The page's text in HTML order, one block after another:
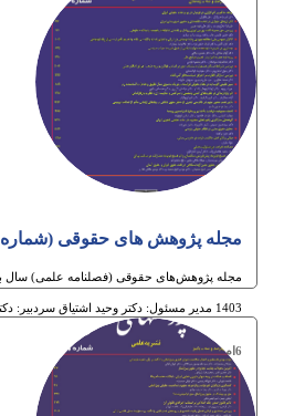
مجله پژوهش های حقوقی (شماره 60)
1403 مدیر مسئول: دکتر وحید اشتیاق سردبیر: دکتر…
6ام بهمن 1403